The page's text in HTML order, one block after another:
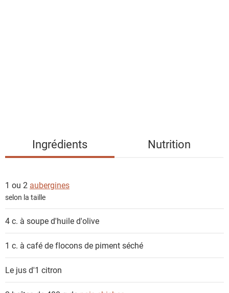
e
n
s
Ingrédients Nutrition
1 ou 2 aubergines
selon la taille
4 c. à souped'huile d'olive
1 c. à café deflocons de piment séché
Le jus d'1 citron